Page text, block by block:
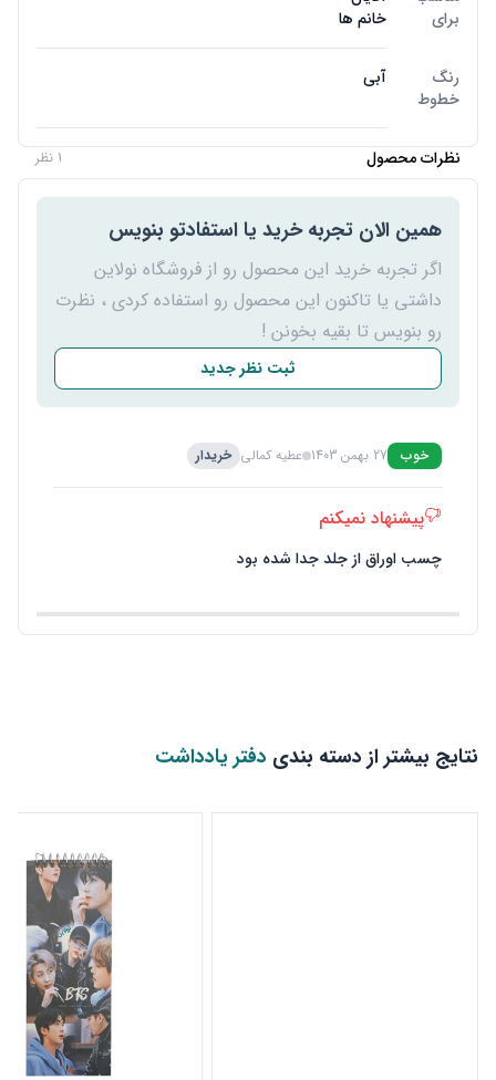
برای
خانم ها
رنگ
خطوط
آبی
نظرات محصول 1 نظر
همین الان تجربه خرید یا استفادتو بنویس
اگر تجربه خرید این محصول رو از فروشگاه نولاین
داشتی یا تاکنون این محصول رو استفاده کردی ، نظرت
رو بنویس تا بقیه بخونن !
ثبت نظر جدید
خوب 27 بهمن 1403 عطیه کمالی خریدار
پیشنهاد نمیکنم
چسب اوراق از جلد جدا شده بود
نتایج بیشتر از دسته بندی دفتر یادداشت